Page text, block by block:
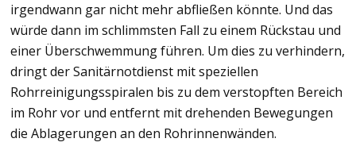
irgendwann gar nicht mehr abfließen könnte. Und das
würde dann im schlimmsten Fall zu einem Rückstau und
einer Überschwemmung führen. Um dies zu verhindern,
dringt der Sanitärnotdienst mit speziellen
Rohrreinigungsspiralen bis zu dem verstopften Bereich
im Rohr vor und entfernt mit drehenden Bewegungen
die Ablagerungen an den Rohrinnenwänden.